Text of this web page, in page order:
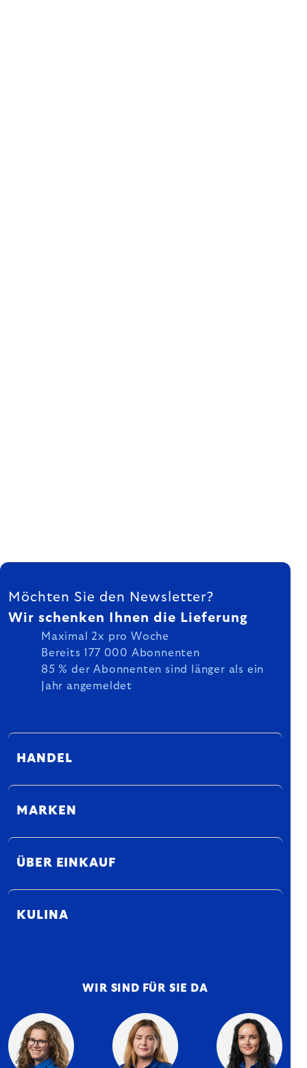
FUSSZEILE
Möchten Sie den Newsletter?
Wir schenken Ihnen die Lieferung
Maximal 2x pro Woche
Bereits 177 000 Abonnenten
85 % der Abonnenten sind länger als ein
Jahr angemeldet
HANDEL
MARKEN
ÜBER EINKAUF
KULINA
WIR SIND FÜR SIE DA